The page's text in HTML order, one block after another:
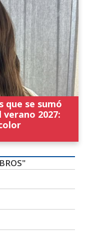
que se sumó
2027: